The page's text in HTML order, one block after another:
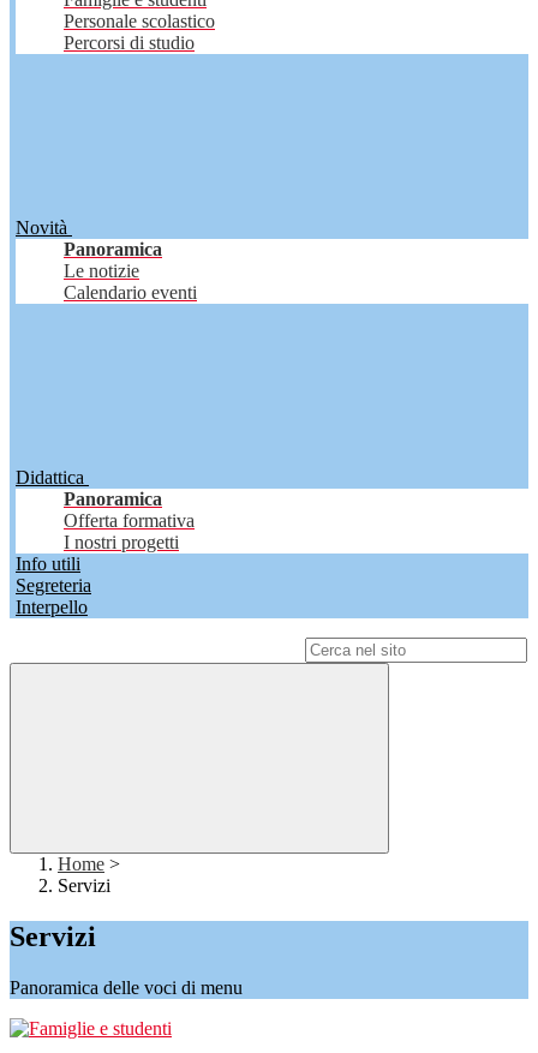
Personale scolastico
Percorsi di studio
Novità
Panoramica
Le notizie
Calendario eventi
Didattica
Panoramica
Offerta formativa
I nostri progetti
Info utili
Segreteria
Interpello
Home >
Servizi
Servizi
Panoramica delle voci di menu